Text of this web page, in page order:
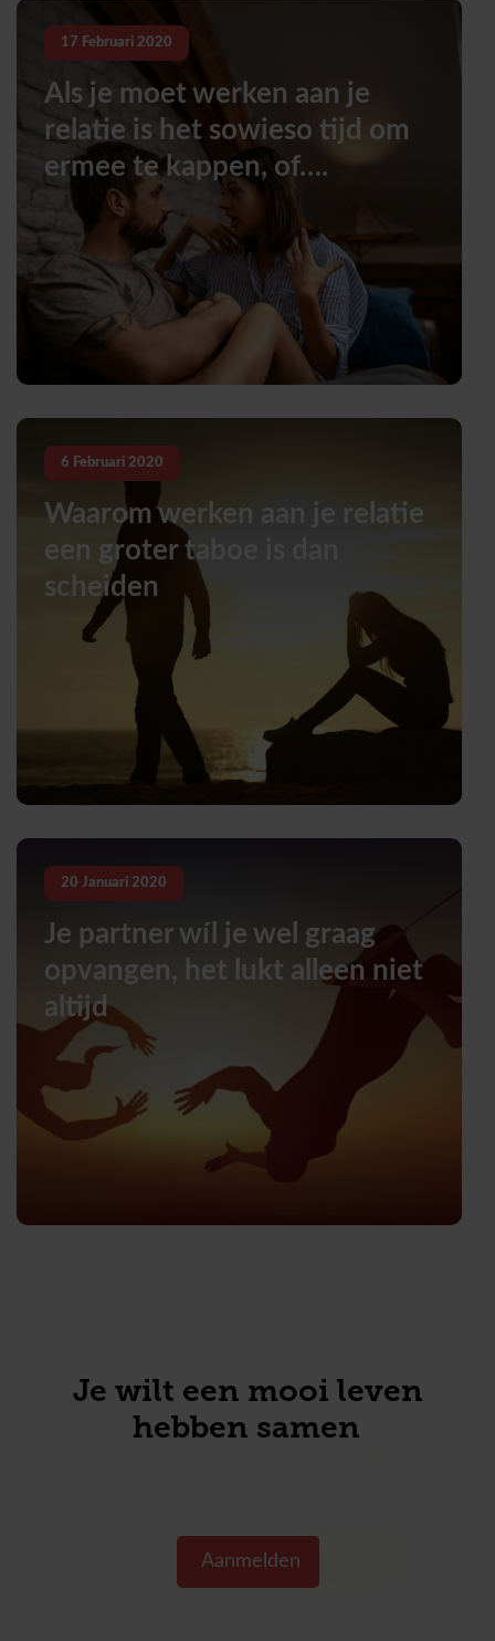
17 Februari 2020
Als je moet werken aan je
relatie is het sowieso tijd om
ermee te kappen, of….
6 Februari 2020
Waarom werken aan je relatie
een groter taboe is dan
scheiden
20 Januari 2020
Je partner wíl je wel graag
opvangen, het lukt alleen niet
altijd
Je wilt een mooi leven
hebben samen toch?
Aanmelden